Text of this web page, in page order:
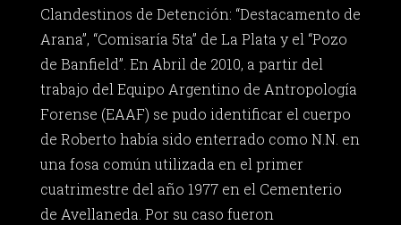
Clandestinos de Detención: “Destacamento de
Arana”, “Comisaría 5ta” de La Plata y el “Pozo
de Banfield”. En Abril de 2010, a partir del
trabajo del Equipo Argentino de Antropología
Forense (EAAF) se pudo identificar el cuerpo
de Roberto había sido enterrado como N.N. en
una fosa común utilizada en el primer
cuatrimestre del año 1977 en el Cementerio
de Avellaneda. Por su caso fueron